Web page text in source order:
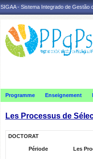
SIGAA - Sistema Integrado de Gestão
Programme Enseignement
Les Processus de
DOCTORAT
Période Les